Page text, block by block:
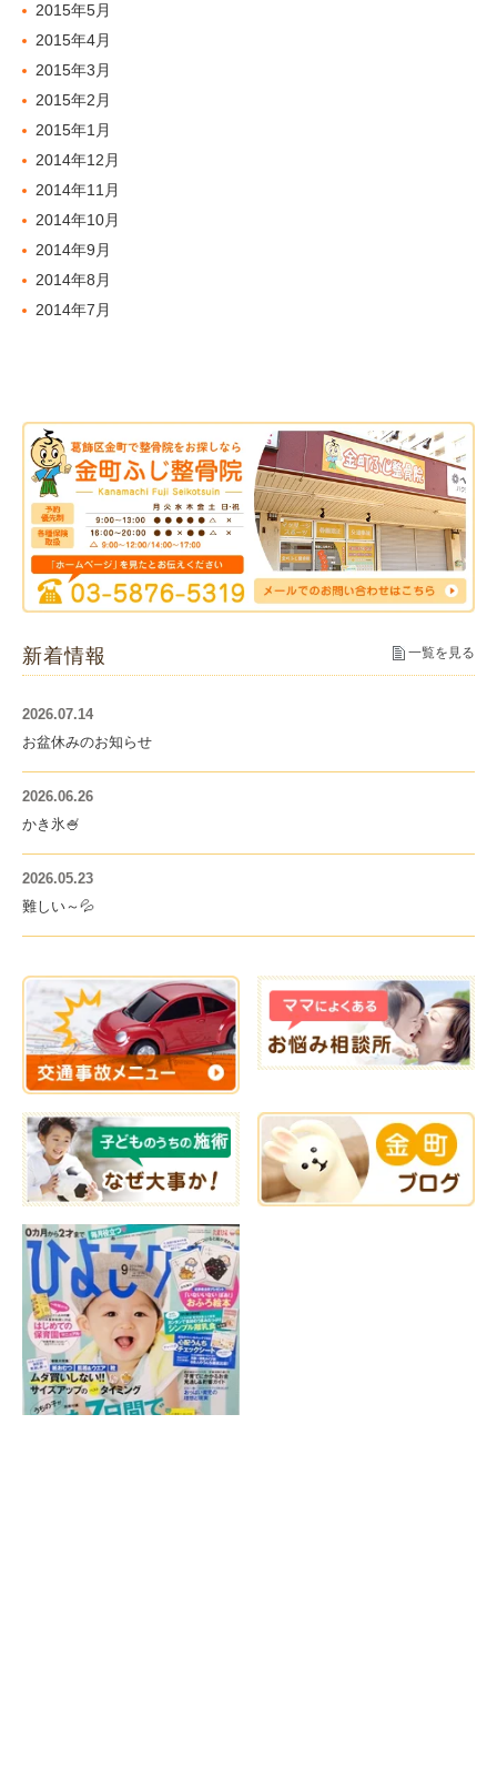
2015年5月
2015年4月
2015年3月
2015年2月
2015年1月
2014年12月
2014年11月
2014年10月
2014年9月
2014年8月
2014年7月
新着情報 一覧を見る
2026.07.14
お盆休みのお知らせ
2026.06.26
かき氷🍧
2026.05.23
難しい～💦